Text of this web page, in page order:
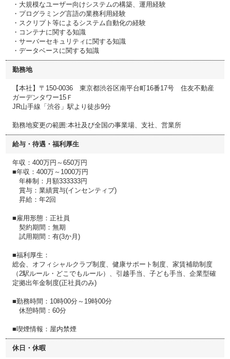
・大規模なユーザー向けシステムの構築、運用経験
・プログラミング言語の業務利用経験
・スクリプト等によるシステム自動化の経験
・コンテナに関する知識
・サーバーセキュリティに関する知識
・データベースに関する知識
勤務地
【本社】〒150-0036 東京都渋谷区南平台町16番17号 住友不動産
ガーデンタワー15Ｆ
JR山手線「渋谷」駅より徒歩9分
勤務地変更の範囲:本社及び全国の事業場、支社、営業所
給与・待遇・福利厚生
年収：400万円～650万円
■年収：400万～1000万円
年棒制：月額333333円
賞与：業績賞与(インセンティブ)
昇給：年2回
■雇用形態：正社員
契約期間：無期
試用期間：有(3か月)
■福利厚生：
総会、オフィシャルクラブ制度、健康サポート制度、家賃補助制度
（2駅ルール・どこでもルール）、引越手当、子ども手当、企業型確
定拠出年金制度(正社員のみ)
■勤務時間：10時00分～19時00分
休憩時間：60分
■喫煙情報：屋内禁煙
休日・休暇